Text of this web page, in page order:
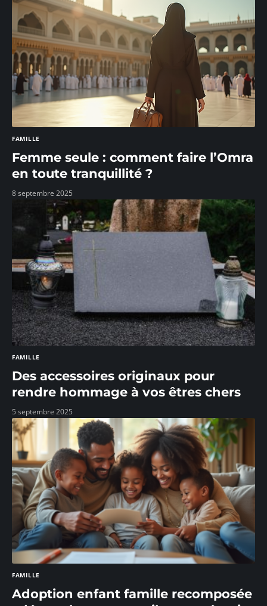
FAMILLE
Femme seule : comment faire l’Omra
en toute tranquillité ?
8 septembre 2025
FAMILLE
Des accessoires originaux pour
rendre hommage à vos êtres chers
5 septembre 2025
FAMILLE
Adoption enfant famille recomposée